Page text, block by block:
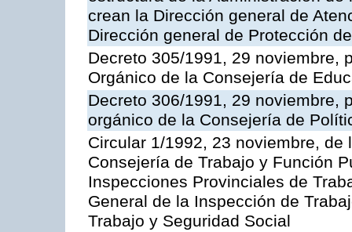
crean la Dirección general de
Dirección general de Protección
Decreto 305/1991, 29 noviembre,
Orgánico de la Consejería de
Decreto 306/1991, 29 noviembre,
orgánico de la Consejería de
Circular 1/1992, 23 noviembre,
Consejería de Trabajo y Función
Inspecciones Provinciales de
General de la Inspección de
Trabajo y Seguridad Social